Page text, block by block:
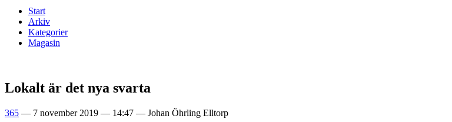
Start
Arkiv
Kategorier
Magasin
Lokalt är det nya svarta
365 — 7 november 2019 — 14:47 — Johan Öhrling Elltorp